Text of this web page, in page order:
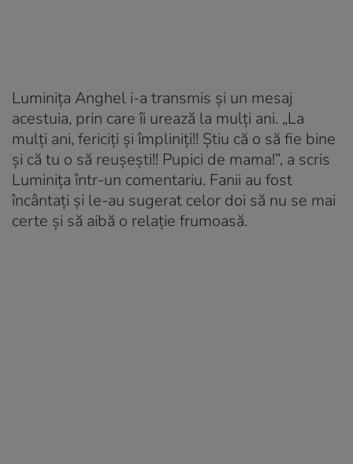
Luminița Anghel i-a transmis și un mesaj
acestuia, prin care îi urează la mulți ani. „La
mulți ani, fericiți și împliniți!! Știu că o să fie bine
și că tu o să reușești!! Pupici de mama!”, a scris
Luminița într-un comentariu. Fanii au fost
încântați și le-au sugerat celor doi să nu se mai
certe și să aibă o relație frumoasă.